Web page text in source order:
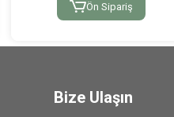
Ön Sipariş
Bize Ulaşın